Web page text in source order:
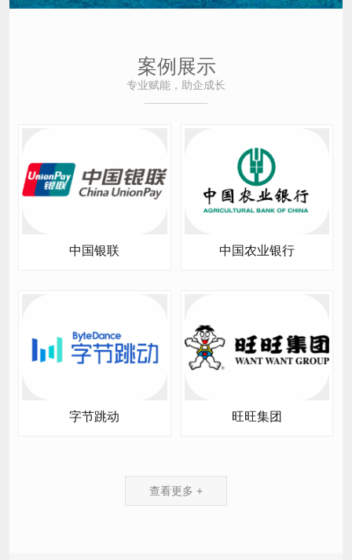
案例展示
专业赋能，助企成长
中国银联 中国农业银行
字节跳动 旺旺集团
查看更多 +